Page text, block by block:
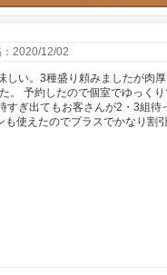
2020/12/02
しい。3種盛り頼みましたが肉
。 予約したので個室でゆっく
すぎ出てもお客さんが2・3組
使えたのでプラスでかなり割